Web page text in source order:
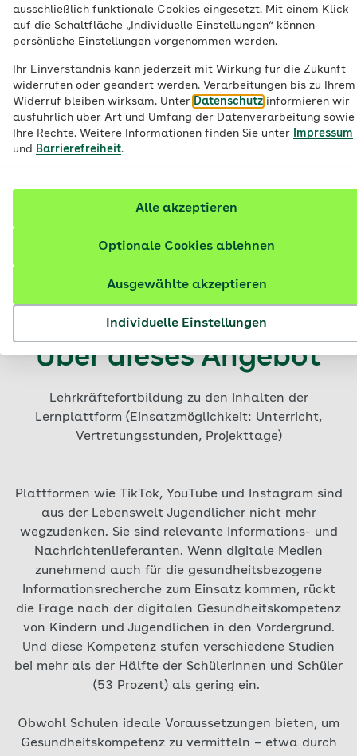
ausschließlich funktionale Cookies eingesetzt. Mit einem Klick
auf die Schaltfläche „Individuelle Einstellungen“ können
persönliche Einstellungen vorgenommen werden.
Ihr Einverständnis kann jederzeit mit Wirkung für die Zukunft
widerrufen oder geändert werden. Verarbeitungen bis zu Ihrem
Widerruf bleiben wirksam. Unter Datenschutz informieren wir
ausführlich über Art und Umfang der Datenverarbeitung sowie
Ihre Rechte. Weitere Informationen finden Sie unter
Impressum
und Barrierefreiheit.
Individuelle Einstellungen
Ausgewählte akzeptieren
Optionale Cookies ablehnen
Alle akzeptieren
Digitale
in der Schule
Über dieses Angebot
Lehrkräftefortbildung zu den Inhalten der
Lernplattform (Einsatzmöglichkeit: Unterricht,
Vertretungsstunden, Projekttage)
Plattformen wie TikTok, YouTube und Instagram sind
aus der Lebenswelt Jugendlicher nicht mehr
wegzudenken. Sie sind relevante Informations- und
Nachrichtenlieferanten. Wenn digitale Medien
zunehmend auch für die gesundheitsbezogene
Informationsrecherche zum Einsatz kommen, rückt
die Frage nach der digitalen Gesundheitskompetenz
von Kindern und Jugendlichen in den Vordergrund.
Und diese Kompetenz stufen verschiedene Studien
bei mehr als der Hälfte der Schülerinnen und Schüler
(53 Prozent) als gering ein.
Obwohl Schulen ideale Voraussetzungen bieten, um
Gesundheitskompetenz zu vermitteln – etwa durch